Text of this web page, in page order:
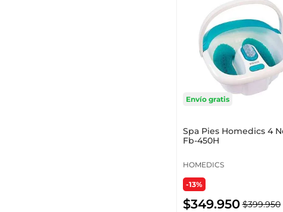
Envío gratis
Spa Pies Homedics 4
Fb-450H
HOMEDICS
-13%
$349.950 $399.950